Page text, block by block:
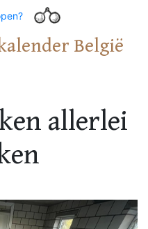
België
allerlei